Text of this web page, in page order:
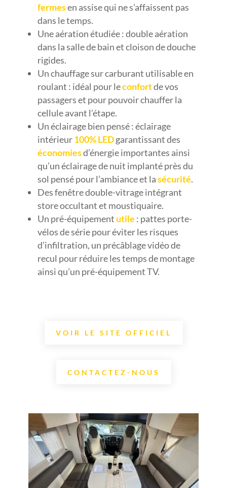
fermesen assise qui ne s’affaissent pas
dans le temps.
Une aération étudiée : double aération
dans la salle de bain et cloison de douche
rigides.
Un chauffage sur carburant utilisable en
roulant : idéal pour leconfortde vos
passagers et pour pouvoir chauffer la
cellule avant l’étape.
Un éclairage bien pensé : éclairage
intérieur100% LEDgarantissant des
économiesd’énergie importantes ainsi
qu’un éclairage de nuit implanté près du
sol pensé pour l’ambiance et lasécurité.
Des fenêtre double-vitrage intégrant
store occultant et moustiquaire.
Un pré-équipement utile : pattes porte-
vélos de série pour éviter les risques
d’infiltration, un précâblage vidéo de
recul pour réduire les temps de montage
ainsi qu’un pré-équipement TV.
VOIR LE SITE OFFICIEL
CONTACTEZ-NOUS